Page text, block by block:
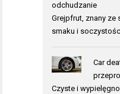
odchudzanie
Grejpfrut, znany
smaku i
Car
Czyste i